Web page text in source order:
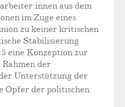
aus dem
im Zuge eines
zu keiner kritischen
Stabilisierung
eine Konzeption zur
der
Unterstützung der
Opfer der politischen